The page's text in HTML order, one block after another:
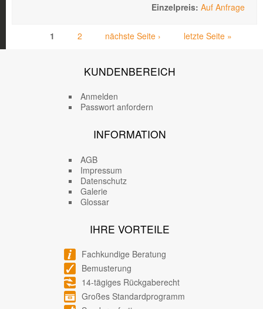
Auf Anfrage
1 2 nächste Seite › letzte Seite »
KUNDENBEREICH
Anmelden
Passwort anfordern
INFORMATION
AGB
Impressum
Datenschutz
Galerie
Glossar
IHRE VORTEILE
Fachkundige Beratung
Bemusterung
14-tägiges Rückgaberecht
Großes Standardprogramm